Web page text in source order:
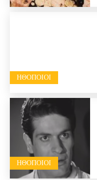
HΘΟΠΟΙΟΊ
HΘΟΠΟΙΟΊ